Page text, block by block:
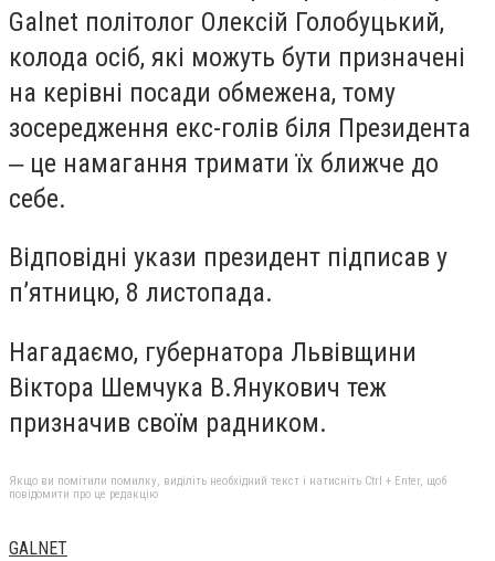
Galnet політолог Олексій Голобуцький,
колода осіб, які можуть бути призначені
на керівні посади обмежена, тому
зосередження екс-голів біля Президента
‒ це намагання тримати їх ближче до
себе.
Відповідні укази президент підписав у
п’ятницю, 8 листопада.
Нагадаємо, губернатора Львівщини
Віктора Шемчука В.Янукович теж
призначив своїм радником.
Якщо ви помітили помилку, виділіть необхідний текст і натисніть Ctrl + Enter, щоб
повідомити про це редакцію
GALNET